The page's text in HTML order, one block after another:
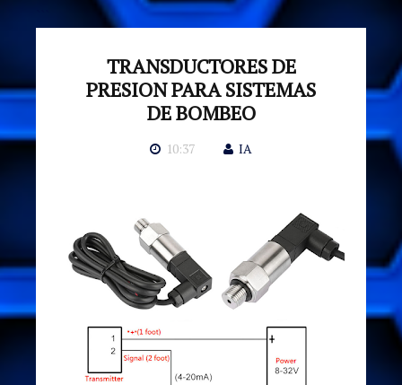
TRANSDUCTORES DE
PRESION PARA SISTEMAS
DE BOMBEO
10:37 IA